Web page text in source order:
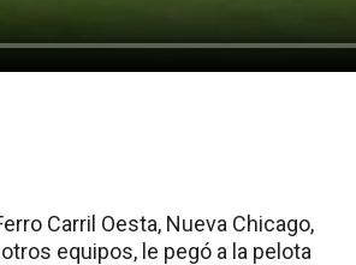
Carril Oesta, Nueva Chicago,
equipos, le pegó a la pelota